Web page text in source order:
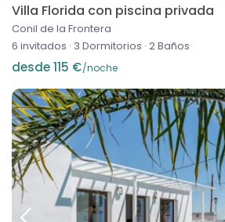
Villa Florida con piscina privada
Conil de la Frontera
6 invitados · 3 Dormitorios · 2 Baños
desde 115 €/noche